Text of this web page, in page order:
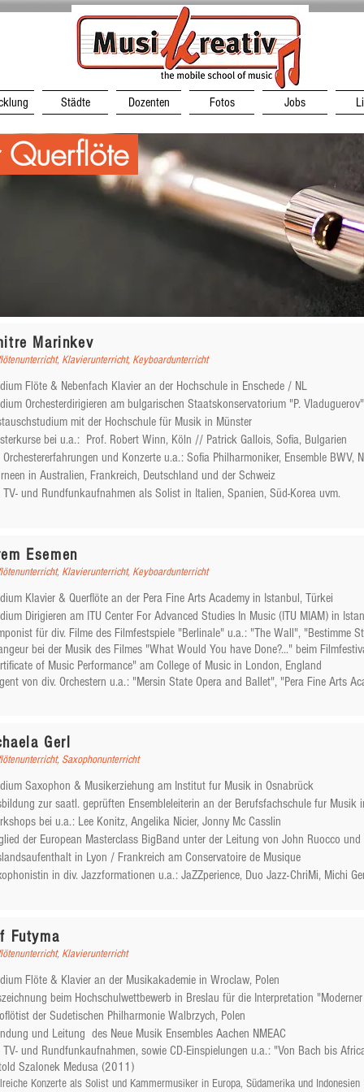
Städte Dozenten Fotos Jobs
Marinkev
Klavierunterricht, Keyboardunterricht
Flöte & Nebenfach Klavier an der Hochschule in Enschede / NL
Orchesterdirigieren am bulgarischen Staatskonservatorium "P. Vladuguerov"
mit der Hochschule für Musik in Münster
bei u.a.: Prof. Robert Winn, Köln // Patrick Gallois, Sofia, Bulgarien
Orchestererfahrungen und Konzerte u.a.: Sofia Philharmoniker,Ensemble BWV,
in Australien, Frankreich, Deutschland und der Schweiz
TV- und Rundfunkaufnahmen als Solist in Italien, Spanien, Süd-Korea uvm.
Esemen
Klavierunterricht, Keyboardunterricht
Klavier & Querflöte an der Pera Fine Arts Academy in Istanbul, Türkei
Dirigieren am ITU Center For Advanced Studies In Music (ITU MIAM) in
für div. Filme des Filmfestspiele "Berlinale" u.a.: "The Wall", "Bestimme
bei der Musik des Filmes "What Would You have Done?..." beim
of Music Performance" am College of Music in London, England
von div. Orchestern u.a.: "Mersin State Opera and Ballet", "Pera Fine Arts
Gerl
Saxophonunterricht
Saxophon & Musikerziehung am Institut fur Musik in Osnabrück
zur saatl. geprüften Ensembleleiterin an der Berufsfachschule fur Musik
bei u.a.: Lee Konitz, Angelika Nicier,Jonny Mc Casslin
der European Masterclass BigBand unter der Leitung von John Ruocco und
in Lyon / Frankreich am Conservatoire de Musique
in div. Jazzformationen u.a.:JaZZperience, Duo Jazz-ChriMi, Michi
Futyma
Klavierunterricht
Flöte & Klavier an der Musikakademie in Wroclaw, Polen
beim Hochschulwettbewerb in Breslau für die Interpretation
der Sudetischen Philharmonie Walbrzych, Polen
und Leitung des Neue Musik Ensembles Aachen NMEAC
TV- und Rundfunkaufnahmen, sowie CD-Einspielungen u.a.: "Von Bach bis
Szalonek Medusa (2011)
Konzerte als Solist und Kammermusiker in Europa, Südamerika und Indonesien